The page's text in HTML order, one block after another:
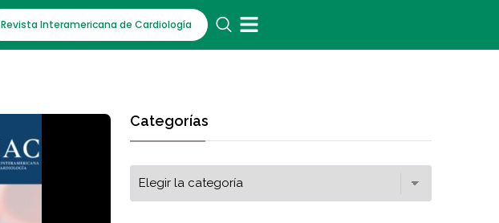
Revista Interamericana de Cardiología
Categorías